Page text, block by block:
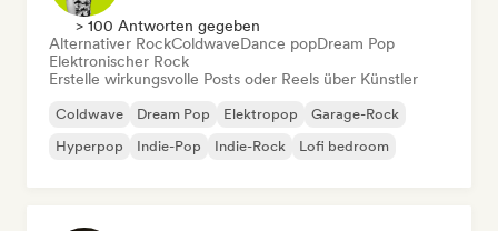
> 100 Antworten gegeben
Alternativer RockColdwaveDance popDream Pop
Elektronischer Rock
Erstelle wirkungsvolle Posts oder Reels über Künstler
Coldwave Dream Pop Elektropop
Garage-Rock
Hyperpop
Indie-Pop Indie-Rock Lofi bedroom